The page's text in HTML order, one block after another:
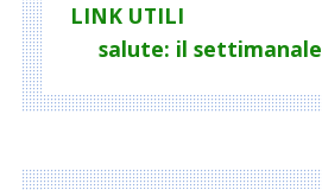
LINK UTILI
salute: il settimanale